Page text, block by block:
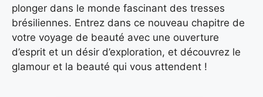
plonger dans le monde fascinant des tresses
brésiliennes. Entrez dans ce nouveau chapitre de
votre voyage de beauté avec une ouverture
d’esprit et un désir d’exploration, et découvrez le
glamour et la beauté qui vous attendent !